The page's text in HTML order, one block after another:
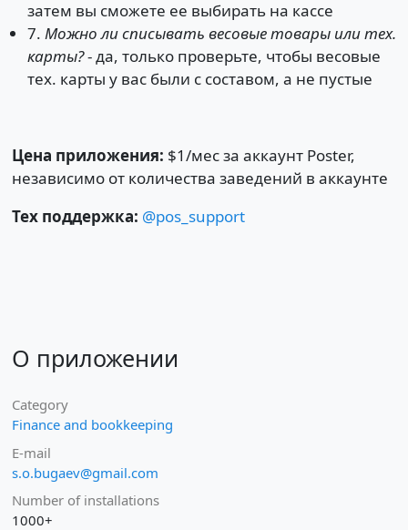
затем вы сможете ее выбирать на кассе
7. Можно ли списывать весовые товары или тех.
карты?- да, только проверьте, чтобы весовые
тех. карты у вас были с составом, а не пустые
Цена приложения: $1/мес за аккаунт Poster,
независимо от количества заведений в аккаунте
Тех поддержка: @pos_support
О приложении
Category
Finance and bookkeeping
E-mail
s.o.bugaev@gmail.com
Number of installations
1000+